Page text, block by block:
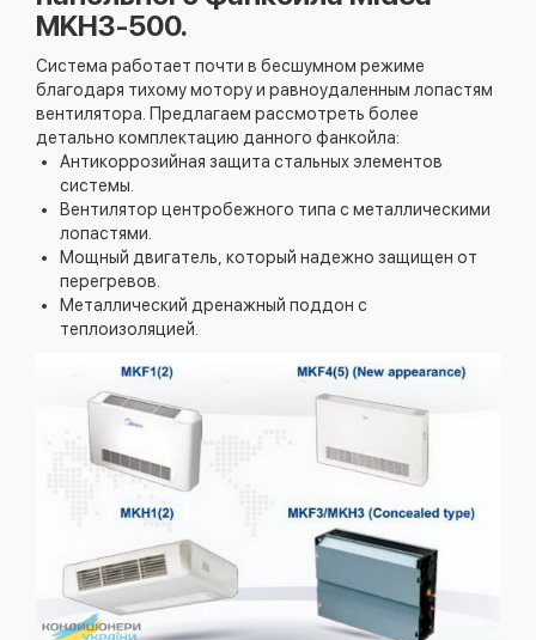
MKH3-500.
Система работает почти в бесшумном режиме
благодаря тихому мотору и равноудаленным лопастям
вентилятора. Предлагаем рассмотреть более
детально комплектацию данного фанкойла:
Антикоррозийная защита стальных элементов
системы.
Вентилятор центробежного типа с металлическими
лопастями.
Мощный двигатель, который надежно защищен от
перегревов.
Металлический дренажный поддон с
теплоизоляцией.